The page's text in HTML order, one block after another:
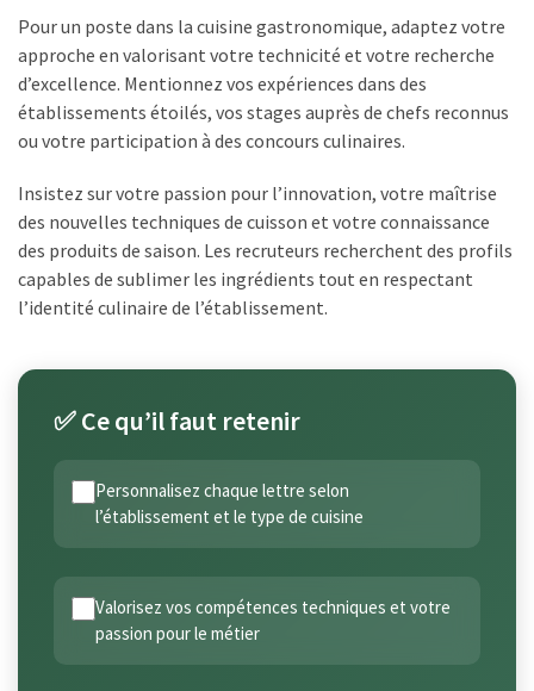
Pour un poste dans la cuisine gastronomique, adaptez votre
approche en valorisant votre technicité et votre recherche
d’excellence. Mentionnez vos expériences dans des
établissements étoilés, vos stages auprès de chefs reconnus
ou votre participation à des concours culinaires.
Insistez sur votre passion pour l’innovation, votre maîtrise
des nouvelles techniques de cuisson et votre connaissance
des produits de saison. Les recruteurs recherchent des profils
capables de sublimer les ingrédients tout en respectant
l’identité culinaire de l’établissement.
✅ Ce qu’il faut retenir
Personnalisez chaque lettre selon
l’établissement et le type de cuisine
Valorisez vos compétences techniques et votre
passion pour le métier